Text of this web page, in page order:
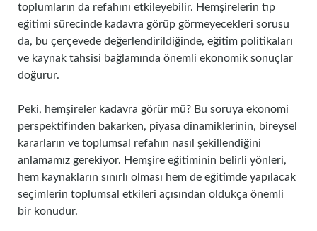
toplumların da refahını etkileyebilir. Hemşirelerin tıp
eğitimi sürecinde kadavra görüp görmeyecekleri sorusu
da, bu çerçevede değerlendirildiğinde, eğitim politikaları
ve kaynak tahsisi bağlamında önemli ekonomik sonuçlar
doğurur.
Peki, hemşireler kadavra görür mü? Bu soruya ekonomi
perspektifinden bakarken, piyasa dinamiklerinin, bireysel
kararların ve toplumsal refahın nasıl şekillendiğini
anlamamız gerekiyor. Hemşire eğitiminin belirli yönleri,
hem kaynakların sınırlı olması hem de eğitimde yapılacak
seçimlerin toplumsal etkileri açısından oldukça önemli
bir konudur.